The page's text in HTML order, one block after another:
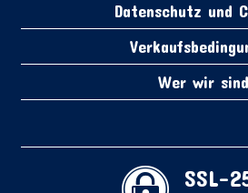
Datenschutz und
Wer wir sind
SSL-